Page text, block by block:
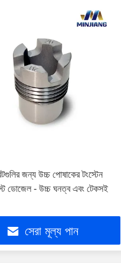
জন্য উচ্চ পোষাকের টংস্টেন
ডোজেল - উচ্চ ঘনত্ব এবং টেকসই
সেরা মূল্য পান